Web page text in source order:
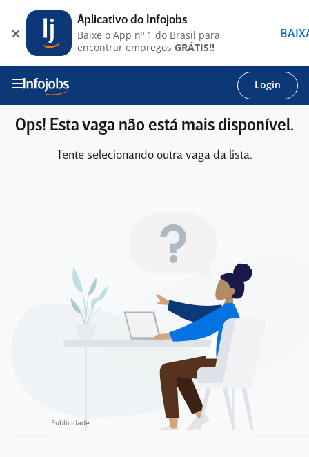
Login
Ops! Esta vaga não está mais disponível.
Tente selecionando outra vaga da lista.
Aplicativo do Infojobs
Baixe o App nº 1 do Brasil para
encontrar empregos GRÁTIS!!